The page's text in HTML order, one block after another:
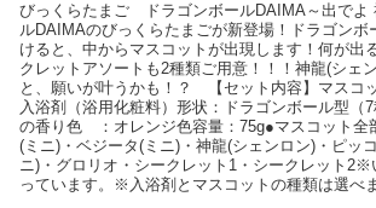
びっくらたまご ドラゴンボールDAIMA～出でよ
ルDAIMAのびっくらたまごが新登場！ドラゴンボ
けると、中からマスコットが出現します！何が出
クレットアソートも2種類ご用意！！！神龍(シェ
と、願いが叶うかも！？ 【セット内容】マスコ
入浴剤（浴用化粧料）形状：ドラゴンボール型（
の香り色 ：オレンジ色容量：75g●マスコット全
(ミニ)・ベジータ(ミニ)・神龍(シェンロン)・ピッ
ニ)・グロリオ・シークレット1・シークレット2※
っています。※入浴剤とマスコットの種類は選べま